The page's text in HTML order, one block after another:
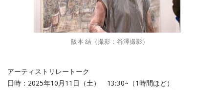
阪本 結（撮影：谷澤撮影）
アーティストリレートーク
日時：2025年10月11日（土） 13:30~（1時間ほど）